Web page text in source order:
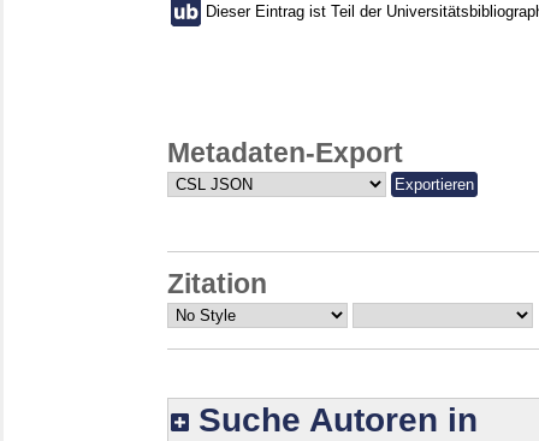
Dieser Eintrag ist Teil der
Metadaten-Export
Zitation
Suche Autoren in